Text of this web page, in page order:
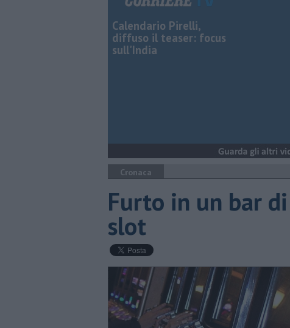
Calendario Pirelli,
diffuso il teaser: focus
sull'India
Cronaca
Furto in un bar
slot